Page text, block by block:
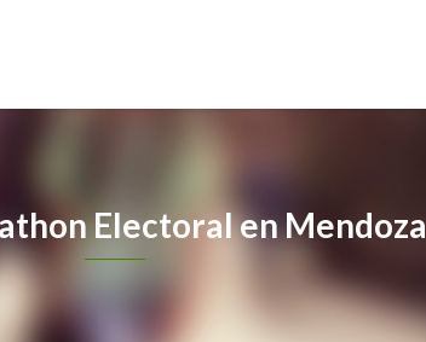
Electoral en Mendoza